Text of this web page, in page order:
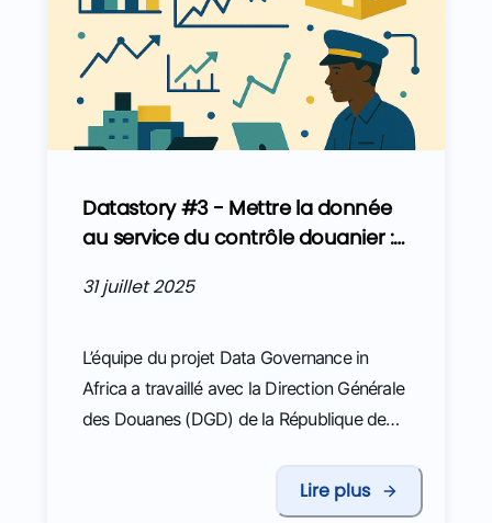
Datastory #3 - Mettre la donnée
au service du contrôle douanier :
valeur pour fluidifier les
31 juillet 2025
L’équipe du projet Data Governance in
Africa a travaillé avec la Direction Générale
des Douanes (DGD) de la République de
la Direction de l’Analyse du Risque, du
Renseignement et de la Valeur (DARRV) sur
Lire plus